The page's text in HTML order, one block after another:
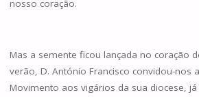
nosso coração.
Mas a semente ficou lançada no coração
verão, D. António Francisco convidou-nos
Movimento aos vigários da sua diocese,